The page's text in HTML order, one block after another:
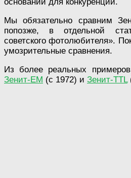
Мы обязательно сравним
попозже, в отдельной
советского фотолюбителя».
умозрительные сравнения.
Из более реальных
Зенит-ЕМ (с 1972) и Зенит-TTL